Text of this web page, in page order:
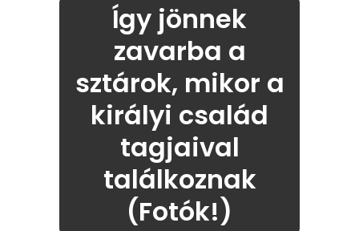
Így jönnek
zavarba a
sztárok, mikor a
királyi család
tagjaival
találkoznak
(Fotók!)